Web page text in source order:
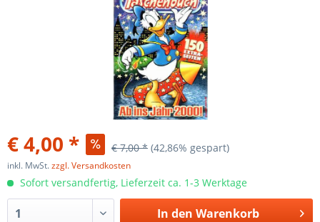
€ 4,00 * € 7,00 * (42,86% gespart)
inkl. MwSt.zzgl. Versandkosten
Sofort versandfertig, Lieferzeit ca. 1-3 Werktage
In den Warenkorb